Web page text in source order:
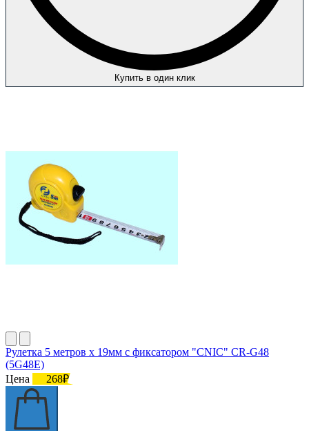
Купить в один клик
Рулетка 5 метров х 19мм с фиксатором "CNIC" CR-G48
(5G48E)
Цена
268₽